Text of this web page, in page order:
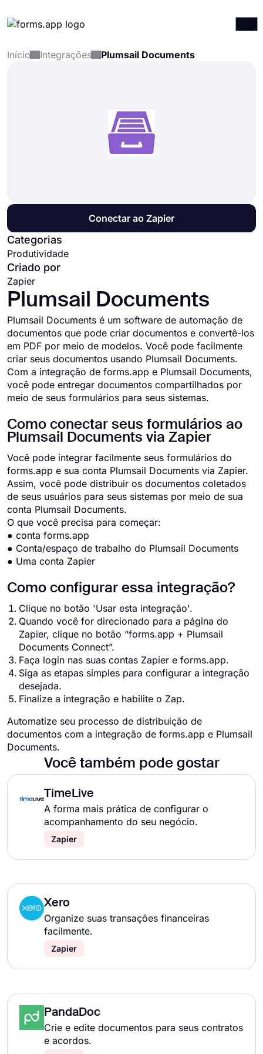
Produtos
Início Integrações Plumsail Documents
Conectar ao Zapier
Categorias
Produtividade
Criado por
Zapier
Plumsail Documents
Plumsail Documents é um software de automação de
documentos que pode criar documentos e convertê-los
em PDF por meio de modelos. Você pode facilmente
criar seus documentos usando Plumsail Documents.
Com a integração de forms.app e Plumsail Documents,
você pode entregar documentos compartilhados por
meio de seus formulários para seus sistemas.
Como conectar seus formulários ao
Plumsail Documents via Zapier
Você pode integrar facilmente seus formulários do
forms.app e sua conta Plumsail Documents via Zapier.
Assim, você pode distribuir os documentos coletados
de seus usuários para seus sistemas por meio de sua
conta Plumsail Documents.
O que você precisa para começar:
● conta forms.app
● Conta/espaço de trabalho do Plumsail Documents
● Uma conta Zapier
Como configurar essa integração?
Clique no botão 'Usar esta integração'.
Quando você for direcionado para a página do
Zapier, clique no botão “forms.app + Plumsail
Documents Connect”.
Faça login nas suas contas Zapier e forms.app.
Siga as etapas simples para configurar a integração
desejada.
Finalize a integração e habilite o Zap.
Automatize seu processo de distribuição de
documentos com a integração de forms.app e Plumsail
Documents.
Você também pode gostar
TimeLive
A forma mais prática de configurar o
acompanhamento do seu negócio.
Zapier
Xero
Organize suas transações financeiras
facilmente.
Zapier
PandaDoc
Crie e edite documentos para seus contratos
e acordos.